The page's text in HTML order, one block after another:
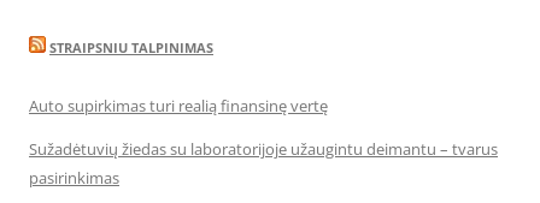
STRAIPSNIU TALPINIMAS
Auto supirkimas turi realią finansinę vertę
Sužadėtuvių žiedas su laboratorijoje užaugintu deimantu – tvarus
pasirinkimas